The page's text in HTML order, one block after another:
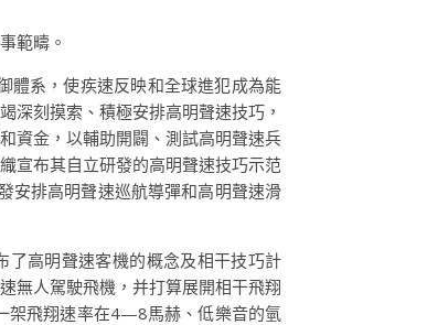
範疇。
體系，使疾速反映和全球進犯成為能
深刻摸索、積極安排高明聲速技巧，
資金，以輔助開闢、測試高明聲速兵
宣布其自立研發的高明聲速技巧示范
安排高明聲速巡航導彈和高明聲速滑
了高明聲速客機的概念及相干技巧計
無人駕駛飛機，并打算展開相干飛翔
架飛翔速率在4—8馬赫、低樂音的氫